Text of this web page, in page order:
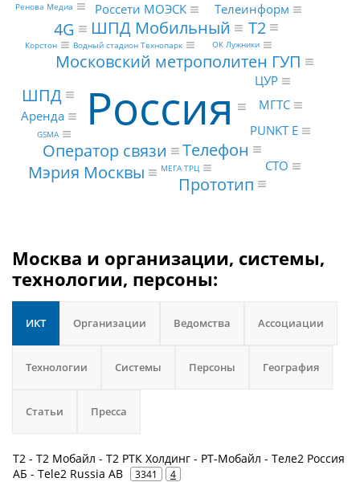
Россия
Московский метрополитен ГУП
Оператор связи Телефон
Т2
Мэрия Москвы
ШПД Мобильный
Прототип
4G
ШПД
Аренда
CTO
PUNKT E
Телеинформ
МГТС
Россети МОЭСК
ЦУР
Ренова Медиа
ОК Лужники
Водный стадион Технопарк
МЕГА ТРЦ
Корстон
GSMA
Москва и организации, системы,
технологии, персоны:
ИКТ Организации Ведомства Ассоциации
Технологии Системы Персоны География
Статьи Пресса
Т2 - Т2 Мобайл - Т2 РТК Холдинг - РТ-Мобайл - Теле2 Россия
АБ - Tele2 Russia AB
3341 4